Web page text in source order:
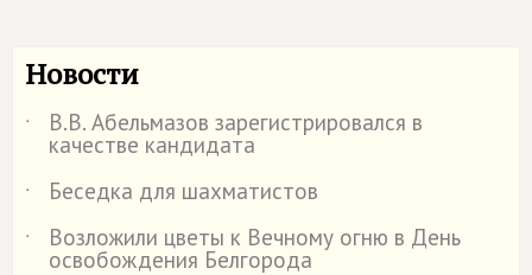
Новости
˙ В.В. Абельмазов зарегистрировался в
качестве кандидата
˙
Беседка для шахматистов
˙
Возложили цветы к Вечному огню в День
освобождения Белгорода